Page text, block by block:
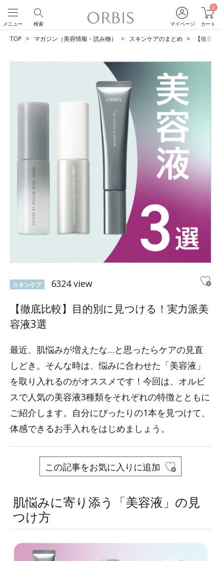
マイページ
0
カート
検索
メニュー
TOP マガジン（美容情報・読み物） スキンケアのまとめ 【徹底
スキンケア 6324 view
【徹底比較】目的別に見つける！実力派美
容液3選
最近、肌悩みが増えたな…と思ったらケアの見直
しどき。そんな時は、悩みに合わせた「美容液」
を取り入れるのがオススメです！今回は、オルビ
スで人気の美容液3種類をそれぞれの特徴とともに
ご紹介します。自分にぴったりの1本を見つけて、
体感できるお手入れをはじめましょう。
この記事をお気に入りに追加
肌悩みに寄り添う「美容液」の見
つけ方